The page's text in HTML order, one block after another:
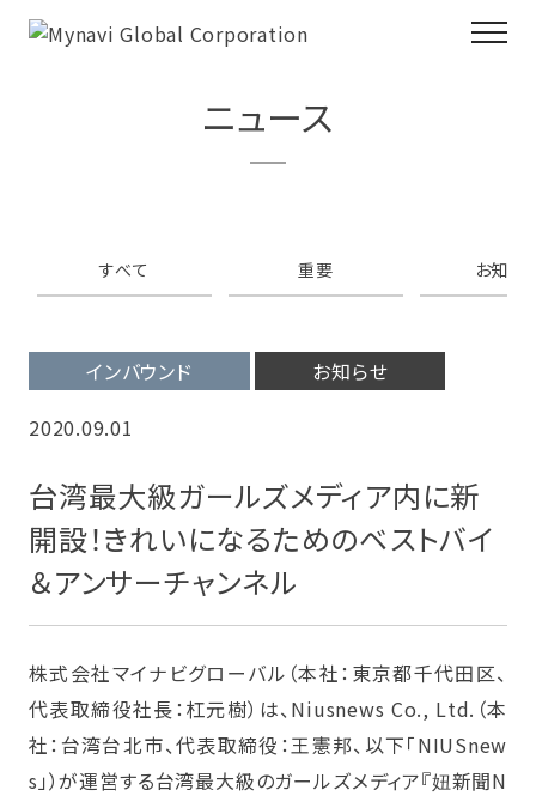
ニュース
すべて 重要 お知ら
インバウンド
お知らせ
2020.09.01
台湾最大級ガールズメディア内に新
開設！きれいになるためのベストバイ
＆アンサーチャンネル
株式会社マイナビグローバル（本社：東京都千代田区、
代表取締役社長：杠元樹）は、Niusnews Co., Ltd.（本
社：台湾台北市、代表取締役：王憲邦、以下「NIUSnew
s」）が運営する台湾最大級のガールズメディア『妞新聞N